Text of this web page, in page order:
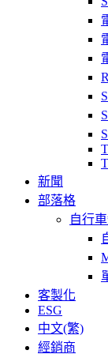
新聞
部落格
自行
客製化
ESG
中文(繁)
經銷商